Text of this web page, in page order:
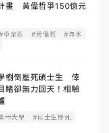
畫 黃偉哲爭150億元
卓榮泰 #黃偉哲
#淹水
樹倒壓死碩士生 倖
睹卻無力回天！相驗
甲大學
#碩士生慘死